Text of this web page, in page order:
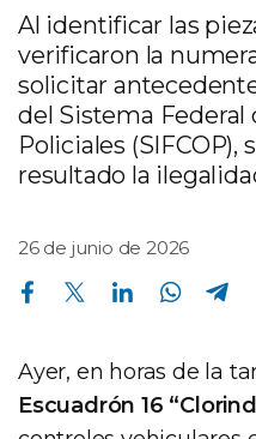
Al identificar las
verificaron la
solicitar
del Sistema
Policiales (SIFCOP),
resultado la
26 de junio de 2026
Compartir en Facebook Compartir en Twitter Compartir en Linkedin Compartir en Whatsapp
Ayer, en horas de la
Escuadrón 16